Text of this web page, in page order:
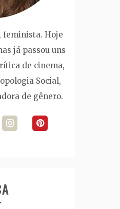
feminista. Hoje
já passou uns
de cinema,
Social,
de gênero.